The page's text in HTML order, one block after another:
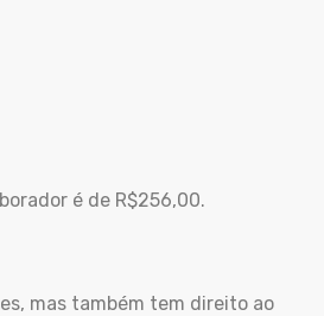
é de R$256,00.
mas também tem direito ao